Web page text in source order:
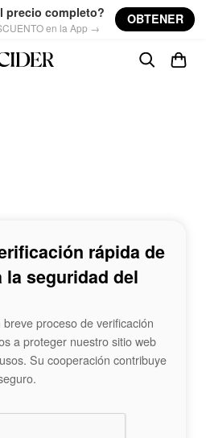
precio completo?
en la App →
OBTENER
rápida de
la seguridad del
proceso de verificación
a proteger nuestro sitio web
Su cooperación contribuye